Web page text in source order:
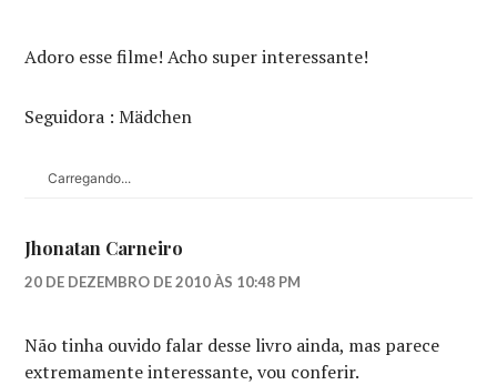
Adoro esse filme! Acho super interessante!
Seguidora : Mädchen
Carregando...
Jhonatan Carneiro
20 DE DEZEMBRO DE 2010 ÀS 10:48 PM
Não tinha ouvido falar desse livro ainda, mas parece
extremamente interessante, vou conferir.